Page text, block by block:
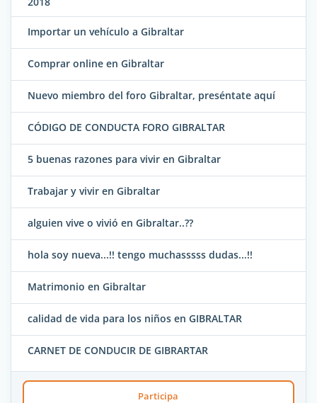
Importar un vehículo a Gibraltar
Comprar online en Gibraltar
Nuevo miembro del foro Gibraltar, preséntate aquí
CÓDIGO DE CONDUCTA FORO GIBRALTAR
5 buenas razones para vivir en Gibraltar
Trabajar y vivir en Gibraltar
alguien vive o vivió en Gibraltar..??
hola soy nueva...!! tengo muchasssss dudas...!!
Matrimonio en Gibraltar
calidad de vida para los niños en GIBRALTAR
CARNET DE CONDUCIR DE GIBRARTAR
Participa